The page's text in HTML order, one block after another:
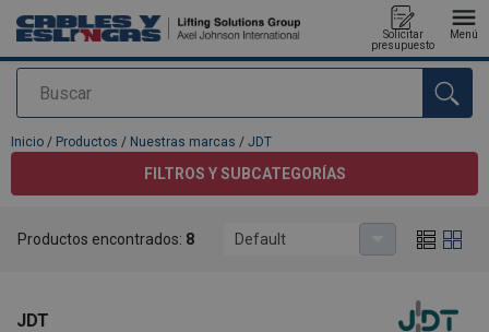
Buscar
Solicitar
presupuesto
Menú
Agregado a su presupuesto
Inicio / Productos / Nuestras marcas / JDT
FILTROS Y SUBCATEGORÍAS
JDT
Productos encontrados: 8 Default